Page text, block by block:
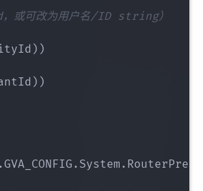
可改为用户名/ID string）
) )
) )
.GVA_CONFIG . System . RouterPrefix